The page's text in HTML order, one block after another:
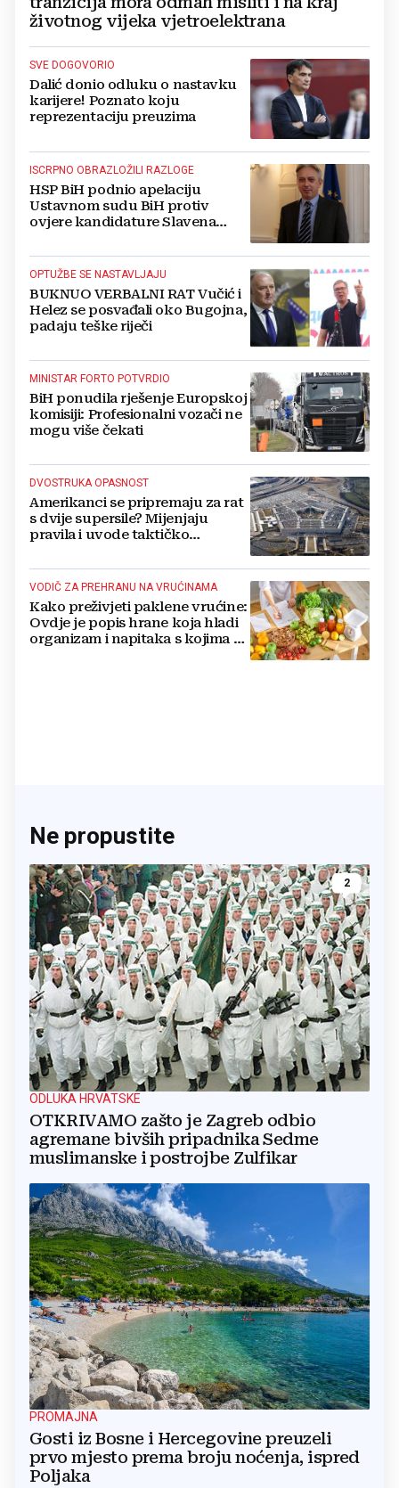
životnog vijeka vjetroelektrana
SVE DOGOVORIO
Dalić donio odluku o nastavku
karijere! Poznato koju
reprezentaciju preuzima
ISCRPNO OBRAZLOŽILI RAZLOGE
HSP BiH podnio apelaciju
Ustavnom sudu BiH protiv
ovjere kandidature Slavena
OPTUŽBE SE NASTAVLJAJU
BUKNUO VERBALNI RAT Vučić i
Helez se posvađali oko Bugojna,
padaju teške riječi
MINISTAR FORTO POTVRDIO
BiH ponudila rješenje Europskoj
komisiji: Profesionalni vozači ne
mogu više čekati
DVOSTRUKA OPASNOST
Amerikanci se pripremaju za rat
s dvije supersile? Mijenjaju
pravila i uvode taktičko
VODIČ ZA PREHRANU NA VRUĆINAMA
Kako preživjeti paklene vrućine:
Ovdje je popis hrane koja hladi
organizam i napitaka s kojima si
Ne propustite
2
ODLUKA HRVATSKE
OTKRIVAMO zašto je Zagreb odbio
agremane bivših pripadnika Sedme
muslimanske i postrojbe Zulfikar
PROMAJNA
Gosti iz Bosne i Hercegovine preuzeli
prvo mjesto prema broju noćenja, ispred
Poljaka